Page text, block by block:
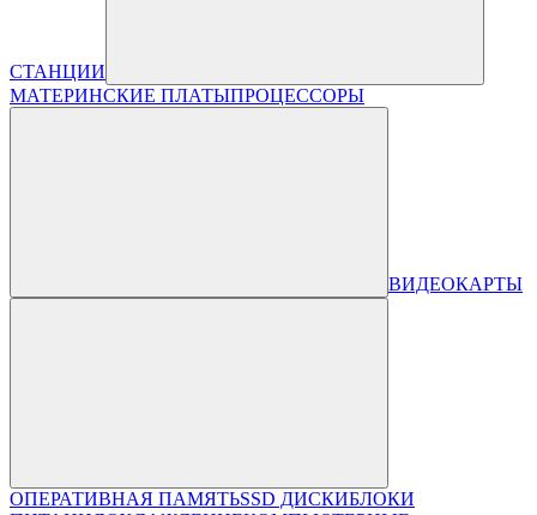
СТАНЦИИ
МАТЕРИНСКИЕ ПЛАТЫПРОЦЕССОРЫ
ВИДЕОКАРТЫ
ОПЕРАТИВНАЯ ПАМЯТЬSSD ДИСКИБЛОКИ